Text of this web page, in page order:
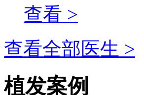
查看 >
查看全部医生 >
植发案例